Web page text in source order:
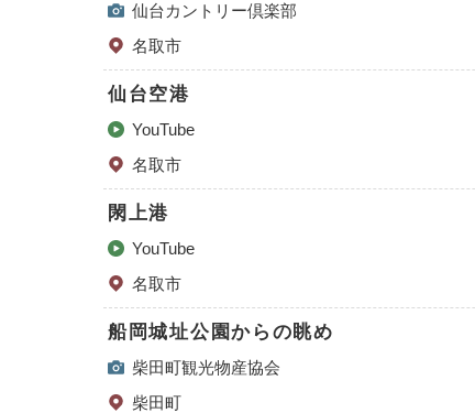
仙台カントリー倶楽部
名取市
仙台空港
YouTube
名取市
閖上港
YouTube
名取市
船岡城址公園からの眺め
柴田町観光物産協会
柴田町